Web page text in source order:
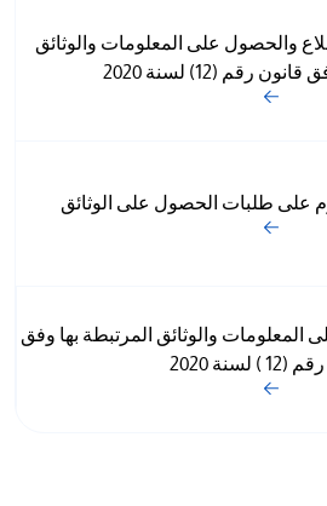
والحصول على المعلومات والوثائق
رقم (12) لسنة 2020
على طلبات الحصول على الوثائق
والوثائق المرتبطة بها وفق
لسنة 2020